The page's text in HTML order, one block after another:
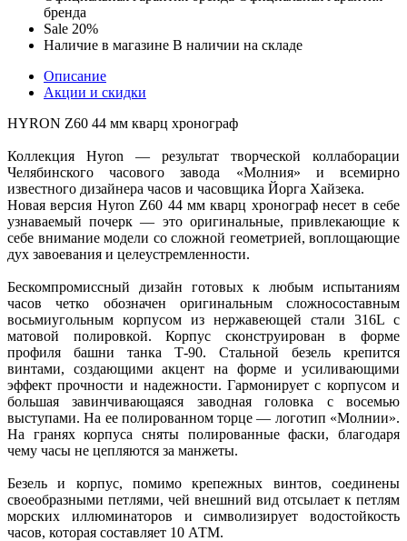
бренда
Sale 20%
Наличие в магазине В наличии на складе
Описание
Акции и скидки
HYRON Z60 44 мм кварц хронограф
Коллекция Hyron — результат творческой коллаборации
Челябинского часового завода «Молния» и всемирно
известного дизайнера часов и часовщика Йорга Хайзека.
Новая версия Hyron Z60 44 мм кварц хронограф несет в себе
узнаваемый почерк — это оригинальные, привлекающие к
себе внимание модели со сложной геометрией, воплощающие
дух завоевания и целеустремленности.
Бескомпромиссный дизайн готовых к любым испытаниям
часов четко обозначен оригинальным сложносоставным
восьмиугольным корпусом из нержавеющей стали 316L с
матовой полировкой. Корпус сконструирован в форме
профиля башни танка Т-90. Стальной безель крепится
винтами, создающими акцент на форме и усиливающими
эффект прочности и надежности. Гармонирует с корпусом и
большая завинчивающаяся заводная головка с восемью
выступами. На ее полированном торце — логотип «Молнии».
На гранях корпуса сняты полированные фаски, благодаря
чему часы не цепляются за манжеты.
Безель и корпус, помимо крепежных винтов, соединены
своеобразными петлями, чей внешний вид отсылает к петлям
морских иллюминаторов и символизирует водостойкость
часов, которая составляет 10 АТМ.